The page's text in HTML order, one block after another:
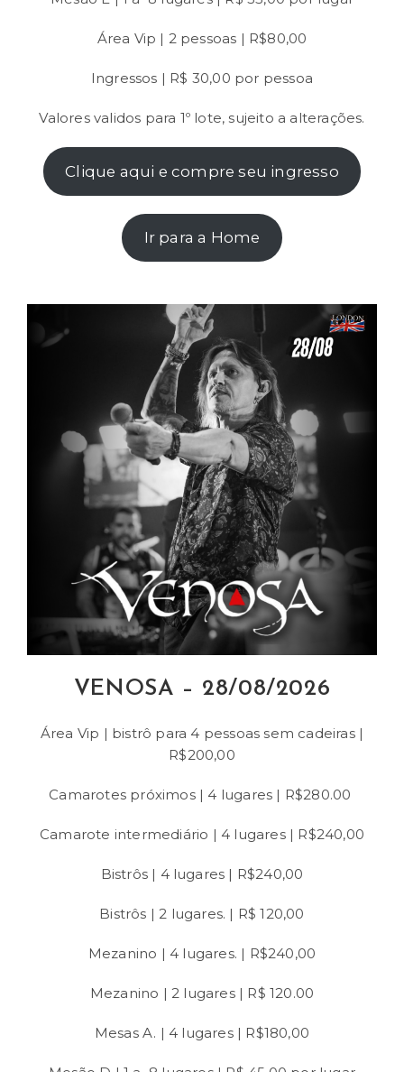
Área Vip | 2 pessoas | R$80,00
Ingressos | R$ 30,00 por pessoa
Valores validos para 1º lote, sujeito a alterações.
Clique aqui e compre seu ingresso
Ir para a Home
VENOSA – 28/08/2026
Área Vip | bistrô para 4 pessoas sem cadeiras |
R$200,00
Camarotes próximos | 4 lugares | R$280.00
Camarote intermediário | 4 lugares | R$240,00
Bistrôs | 4 lugares | R$240,00
Bistrôs | 2 lugares. | R$ 120,00
Mezanino | 4 lugares. | R$240,00
Mezanino | 2 lugares | R$ 120.00
Mesas A. | 4 lugares | R$180,00